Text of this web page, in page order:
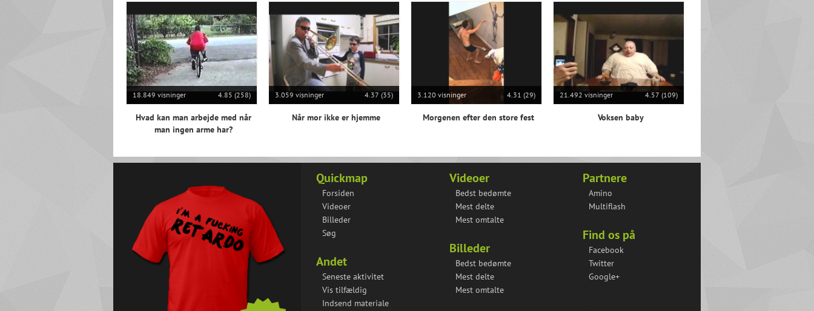
18.849 visninger 4.85 (258)
Hvad kan man arbejde med når
man ingen arme har?
3.059 visninger 4.37 (35)
Når mor ikke er hjemme
3.120 visninger 4.31 (29)
Morgenen efter den store fest
21.492 visninger 4.57 (109)
Voksen baby
Partnere
Amino
Multiflash
Find os på
Facebook
Twitter
Google+
Videoer
Bedst bedømte
Mest delte
Mest omtalte
Billeder
Bedst bedømte
Mest delte
Mest omtalte
Quickmap
Forsiden
Videoer
Billeder
Søg
Andet
Seneste aktivitet
Vis tilfældig
Indsend materiale